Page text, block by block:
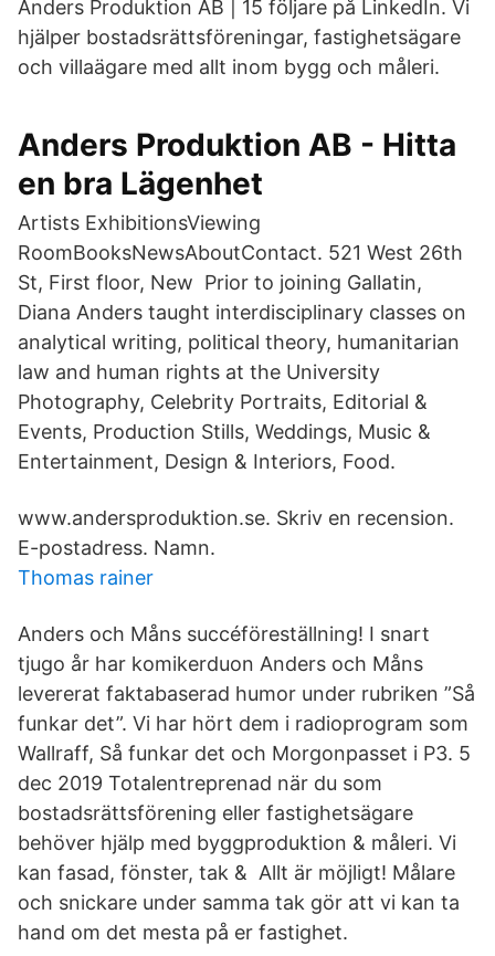
Anders Produktion AB | 15 följare på LinkedIn. Vi
hjälper bostadsrättsföreningar, fastighetsägare
och villaägare med allt inom bygg och måleri.
Anders Produktion AB - Hitta
en bra Lägenhet
Artists ExhibitionsViewing
RoomBooksNewsAboutContact. 521 West 26th
St, First floor, New Prior to joining Gallatin,
Diana Anders taught interdisciplinary classes on
analytical writing, political theory, humanitarian
law and human rights at the University
Photography, Celebrity Portraits, Editorial &
Events, Production Stills, Weddings, Music &
Entertainment, Design & Interiors, Food.
www.andersproduktion.se. Skriv en recension.
E-postadress. Namn.
Thomas rainer
Anders och Måns succéföreställning! I snart
tjugo år har komikerduon Anders och Måns
levererat faktabaserad humor under rubriken ”Så
funkar det”. Vi har hört dem i radioprogram som
Wallraff, Så funkar det och Morgonpasset i P3. 5
dec 2019 Totalentreprenad när du som
bostadsrättsförening eller fastighetsägare
behöver hjälp med byggproduktion & måleri. Vi
kan fasad, fönster, tak & Allt är möjligt! Målare
och snickare under samma tak gör att vi kan ta
hand om det mesta på er fastighet.